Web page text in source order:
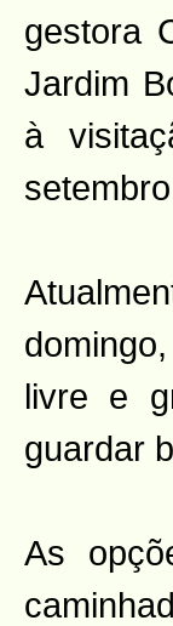
gestora
Jardim
à
livre e
guardar
As